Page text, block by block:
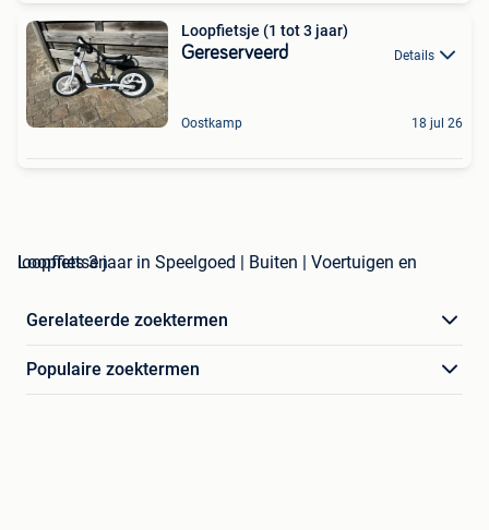
Loopfietsje (1 tot 3 jaar)
Gereserveerd Details
Oostkamp 18 jul 26
loopfiets 3 jaar in Speelgoed | Buiten | Voertuigen en Loopfietsen
Gerelateerde zoektermen
Populaire zoektermen